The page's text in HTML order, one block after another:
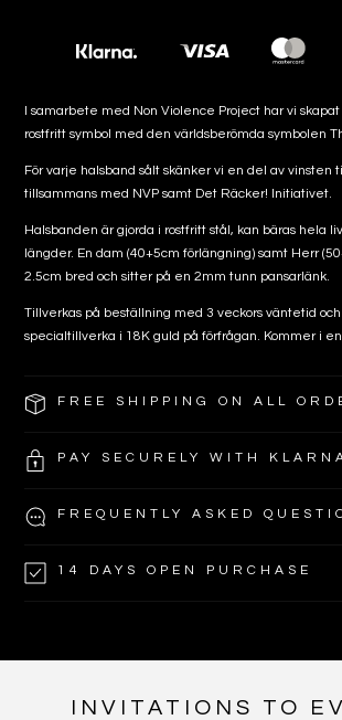
Payment
methods
I samarbete med Non Violence Project har vi skapat
rostfritt symbol med den världsberömda symbolen
För varje halsband sålt skänker vi en del av vinsten
tillsammans med NVP samt Det Räcker! Initiativet.
Halsbanden är gjorda i rostfritt stål, kan bäras hela
längder. En dam (40+5cm förlängning) samt Herr
2.5cm bred och sitter på en 2mm tunn pansarlänk.
Tillverkas på beställning med 3 veckors väntetid
specialtillverka i 18K guld på förfrågan. Kommer i en
FREE SHIPPING ON ALL
PAY SECURELY WITH
FREQUENTLY ASKED
14 DAYS OPEN PURCHASE
INVITATIONS TO